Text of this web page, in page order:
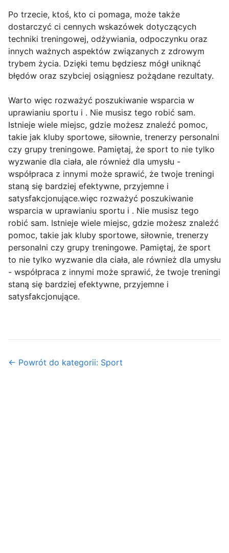
Po trzecie, ktoś, kto ci pomaga, może także
dostarczyć ci cennych wskazówek dotyczących
techniki treningowej, odżywiania, odpoczynku oraz
innych ważnych aspektów związanych z zdrowym
trybem życia. Dzięki temu będziesz mógł uniknąć
błędów oraz szybciej osiągniesz pożądane rezultaty.
Warto więc rozważyć poszukiwanie wsparcia w
uprawianiu sportu i . Nie musisz tego robić sam.
Istnieje wiele miejsc, gdzie możesz znaleźć pomoc,
takie jak kluby sportowe, siłownie, trenerzy personalni
czy grupy treningowe. Pamiętaj, że sport to nie tylko
wyzwanie dla ciała, ale również dla umysłu -
współpraca z innymi może sprawić, że twoje treningi
staną się bardziej efektywne, przyjemne i
satysfakcjonujące.więc rozważyć poszukiwanie
wsparcia w uprawianiu sportu i . Nie musisz tego
robić sam. Istnieje wiele miejsc, gdzie możesz znaleźć
pomoc, takie jak kluby sportowe, siłownie, trenerzy
personalni czy grupy treningowe. Pamiętaj, że sport
to nie tylko wyzwanie dla ciała, ale również dla umysłu
- współpraca z innymi może sprawić, że twoje treningi
staną się bardziej efektywne, przyjemne i
satysfakcjonujące.
← Powrót do kategorii: Sport